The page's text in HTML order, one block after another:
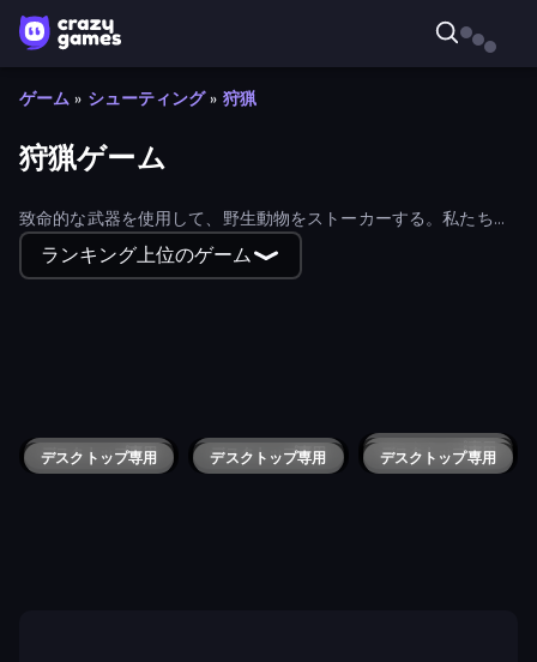
ゲーム » シューティング » 狩猟
狩猟ゲーム
致命的な武器を使用して、野生動物をストーカーする。私たちの
狩猟ゲームを試してみて、あなたの致命的な側面を引き出す！
ランキング上位のゲーム
Duck Hunt Diver Hero デスクトップ専用
Mine Clone
デスクトップ専用Jungle Deer Hunting デスクトップ専用
Fox Simulator 3D デスクトップ専用
Dog Simulator 3D
デスクトップ専用
Panther Family Simulator 3D デスクトップ専用 デスクトップ専用Underwater Hunting